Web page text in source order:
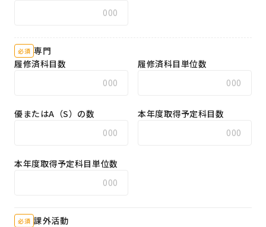
必須 専門
履修済科目数
履修済科目単位数
優またはA（S）の数 本年度取得予定科目数
本年度取得予定科目単位数
必須 課外活動